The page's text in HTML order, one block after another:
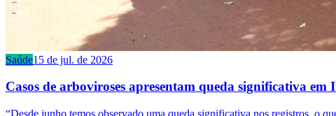
Saúde15 de jul. de 2026
Casos de arboviroses apresentam queda significativa em
“Desde junho temos observado uma queda significativa nos registros, o